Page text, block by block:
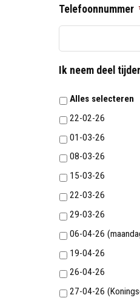
Telefoonnummer
Ik neem deel
Alles selecteren
22-02-26
01-03-26
08-03-26
15-03-26
22-03-26
29-03-26
06-04-26
19-04-26
26-04-26
27-04-26